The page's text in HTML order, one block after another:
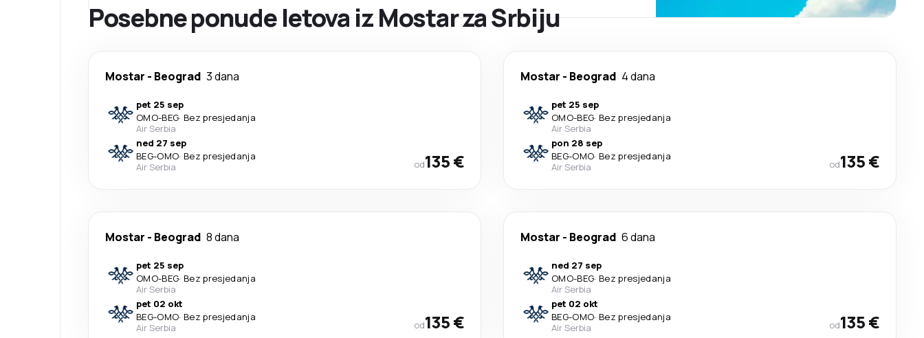
Posebne ponude letova iz Mostar za Srbiju
Mostar - Beograd 3 dana
pet 25 sep
OMO-BEG· Bez presjedanja
Air Serbia
ned 27 sep
BEG-OMO· Bez presjedanja
Air Serbia
od135 €
Mostar - Beograd 4 dana
pet 25 sep
OMO-BEG· Bez presjedanja
Air Serbia
pon 28 sep
BEG-OMO· Bez presjedanja
Air Serbia
od135 €
Mostar - Beograd 8 dana
pet 25 sep
OMO-BEG· Bez presjedanja
Air Serbia
pet 02 okt
BEG-OMO· Bez presjedanja
Air Serbia
od135 €
Mostar - Beograd 6 dana
ned 27 sep
OMO-BEG· Bez presjedanja
Air Serbia
pet 02 okt
BEG-OMO· Bez presjedanja
Air Serbia
od135 €